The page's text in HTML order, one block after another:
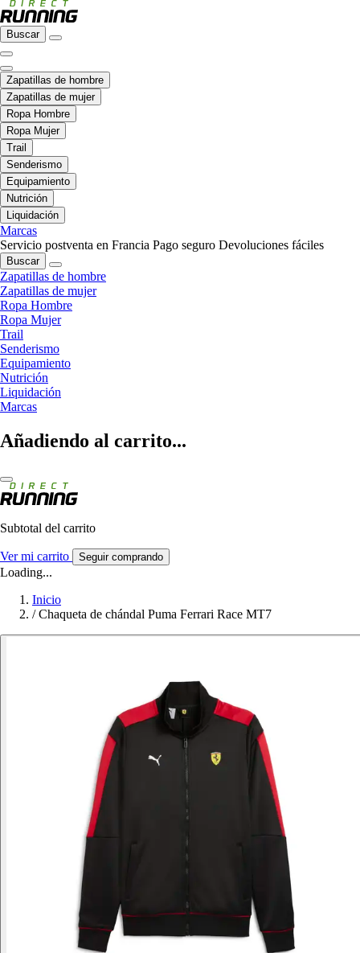
Buscar
Zapatillas de hombre
Zapatillas de mujer
Ropa Hombre
Ropa Mujer
Trail
Senderismo
Equipamiento
Nutrición
Liquidación
Marcas
Servicio postventa en Francia Pago seguro Devoluciones fáciles
Buscar
Zapatillas de hombre
Zapatillas de mujer
Ropa Hombre
Ropa Mujer
Trail
Senderismo
Equipamiento
Nutrición
Liquidación
Marcas
Añadiendo al carrito...
Subtotal del carrito
Ver mi carrito Seguir comprando
Loading...
Inicio
/ Chaqueta de chándal Puma Ferrari Race MT7